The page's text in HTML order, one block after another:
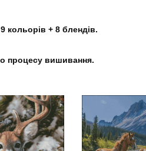
кольорів + 8 блендів.
процесу вишивання.